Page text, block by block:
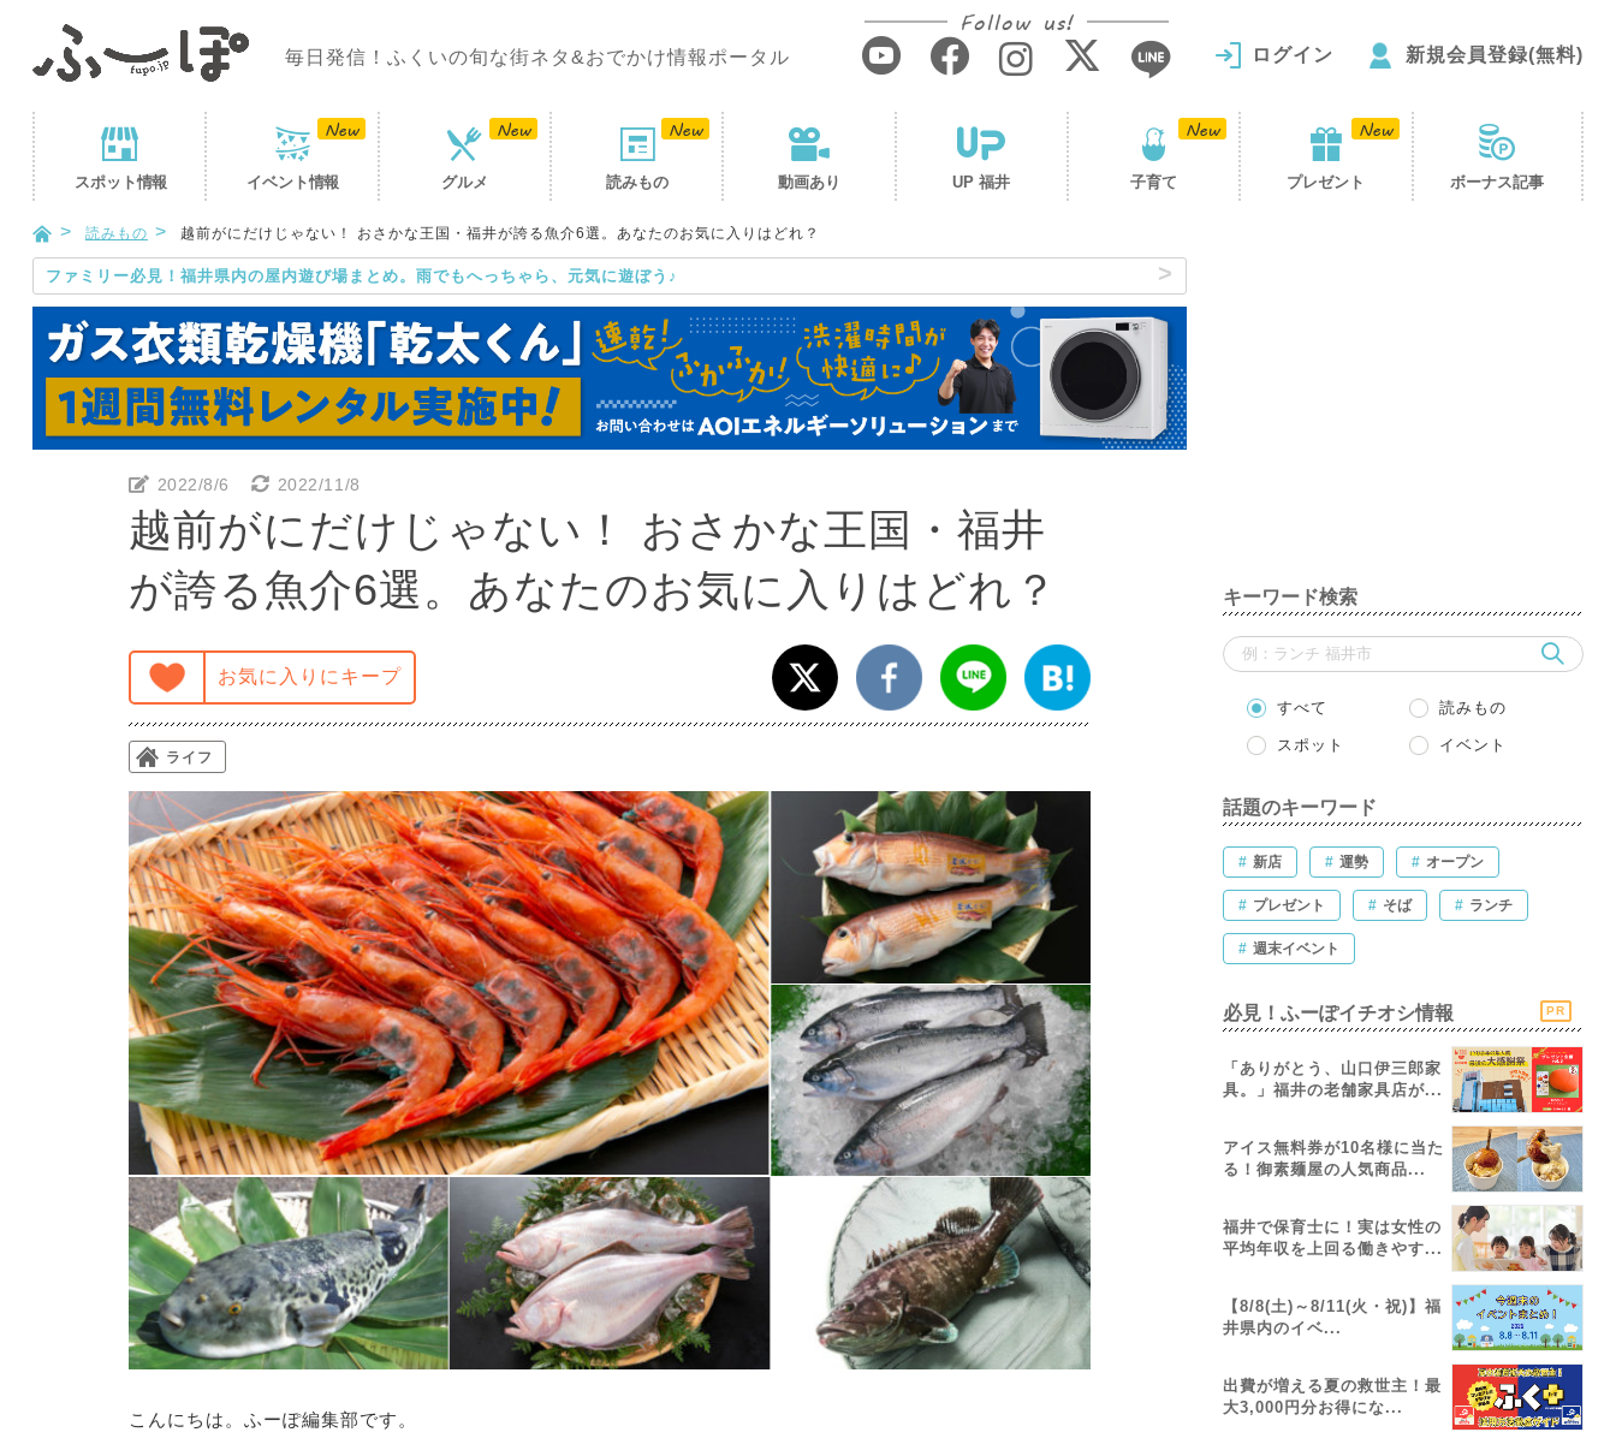
毎日発信！ふくいの旬な街ネタ&おでかけ情報ポータル
Follow us!
ログイン 新規会員登録(無料)
スポット情報 イベント情報 グルメ 読みもの 動画あり UP 福井 子育て プレゼント ボーナス記事
読みもの 越前がにだけじゃない！ おさかな王国・福井が誇る魚介6選。あなたのお気に入りはどれ？
ファミリー必見！福井県内の屋内遊び場まとめ。雨でもへっちゃら、元気に遊ぼう♪
2022/8/6 2022/11/8
越前がにだけじゃない！ おさかな王国・福井
が誇る魚介6選。あなたのお気に入りはどれ？
お気に入りにキープ
ライフ
こんにちは。ふーぽ編集部です。
キーワード検索
すべて 読みもの
スポット イベント
話題のキーワード
# 新店 # 運勢 # オープン
# プレゼント # そば # ランチ
# 週末イベント
必見！ふーぽイチオシ情報 PR
「ありがとう、山口伊三郎家
具。」福井の老舗家具店が...
アイス無料券が10名様に当た
る！御素麺屋の人気商品...
福井で保育士に！実は女性の
平均年収を上回る働きやす...
【8/8(土)～8/11(火・祝)】福
井県内のイベ...
出費が増える夏の救世主！最
大3,000円分お得にな...